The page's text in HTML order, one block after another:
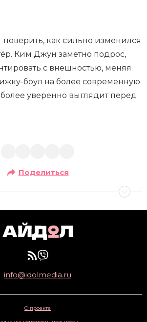
поверить, как сильно изменился
Ким Джун заметно подрос,
с внешностью, меняя
боул на более современную
уверенно выглядит перед
Поделиться
info@idolmedia.ru
О проекте